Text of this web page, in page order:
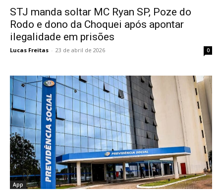
STJ manda soltar MC Ryan SP, Poze do
Rodo e dono da Choquei após apontar
ilegalidade em prisões
Lucas Freitas - 23 de abril de 2026 0
App